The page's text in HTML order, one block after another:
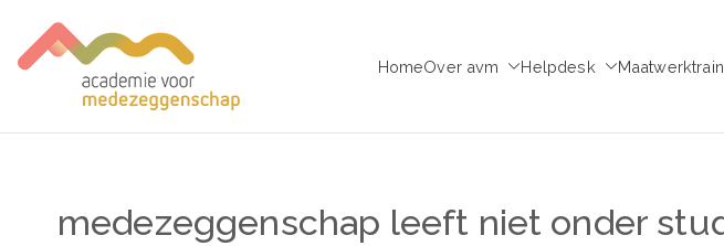
naar
de
Trainingen voor Medezeggenschap - ondernemingsraad
HomeOver avm Helpdesk
medezeggenschap leeft niet onder